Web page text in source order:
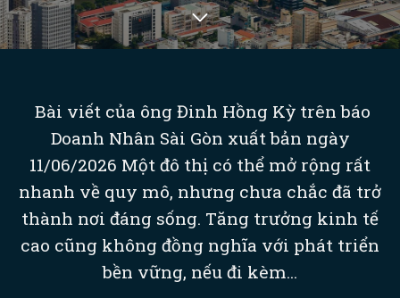
Bài viết của ông Đinh Hồng Kỳ trên báo
Doanh Nhân Sài Gòn xuất bản ngày
11/06/2026 Một đô thị có thể mở rộng rất
nhanh về quy mô, nhưng chưa chắc đã trở
thành nơi đáng sống. Tăng trưởng kinh tế
cao cũng không đồng nghĩa với phát triển
bền vững, nếu đi kèm...